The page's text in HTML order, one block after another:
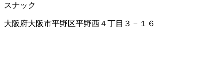
スナック
大阪府大阪市平野区平野西４丁目３－１６